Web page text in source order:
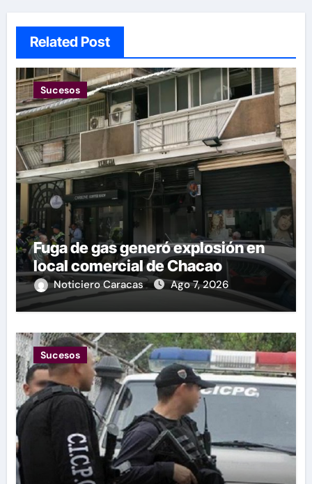
Related Post
Sucesos
Fuga de gas generó explosión en
local comercial de Chacao
Noticiero Caracas Ago 7, 2026
Sucesos